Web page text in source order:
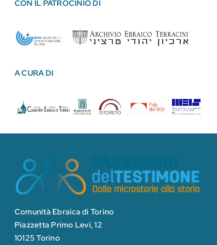
CON IL PATROCINIO DI
A CURA DI
Comunità Ebraica di Torino
Piazzetta Primo Levi, 12
10125 Torino